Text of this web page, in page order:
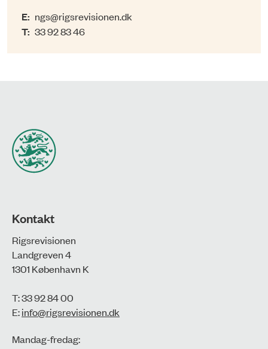
E: ngs@rigsrevisionen.dk
T: 33 92 83 46
Kontakt
Rigsrevisionen
Landgreven 4
1301 København K
T: 33 92 84 00
E:info@rigsrevisionen.dk
Mandag-fredag: